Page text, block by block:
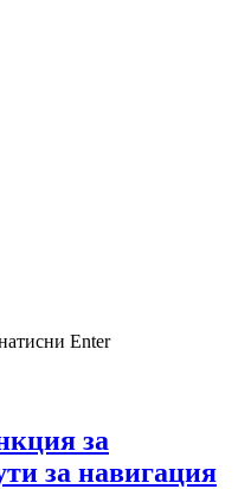
Enter
за
за навигация